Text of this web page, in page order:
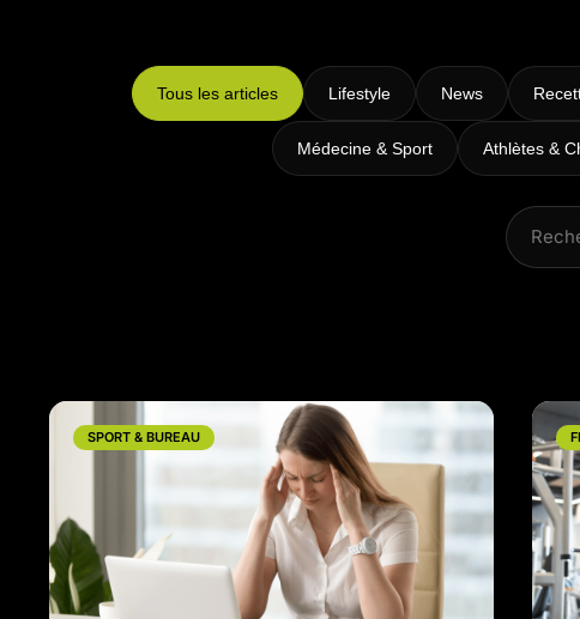
Intensifs
Cardio
Tous les articles Lifestyle News
Médecine & Sport Athlètes &
SPORT & BUREAU